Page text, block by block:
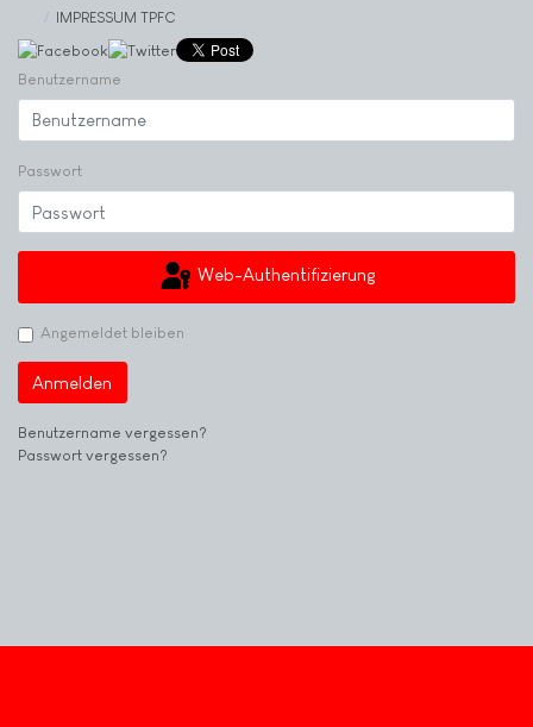
IMPRESSUM TPFC
Benutzername
Passwort
Web-Authentifizierung
Angemeldet bleiben
Anmelden
Benutzername vergessen?
Passwort vergessen?